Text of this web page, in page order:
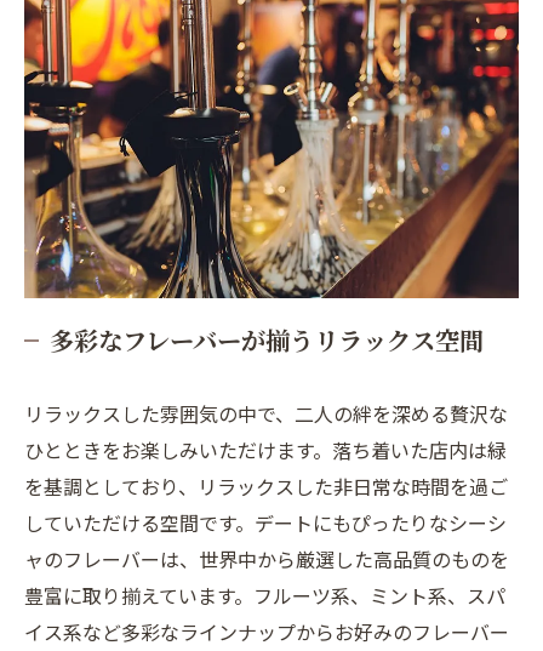
多彩なフレーバーが揃うリラックス空間
リラックスした雰囲気の中で、二人の絆を深める贅沢な
ひとときをお楽しみいただけます。落ち着いた店内は緑
を基調としており、リラックスした非日常な時間を過ご
していただける空間です。デートにもぴったりなシーシ
ャのフレーバーは、世界中から厳選した高品質のものを
豊富に取り揃えています。フルーツ系、ミント系、スパ
イス系など多彩なラインナップからお好みのフレーバー